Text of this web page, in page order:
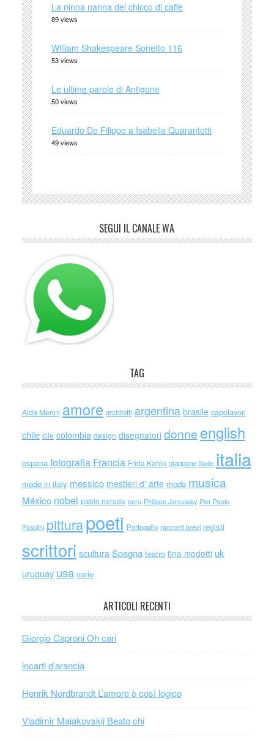
La ninna nanna del chicco di caffè
89 views
William Shakespeare Sonetto 116
53 views
Le ultime parole di Antigone
50 views
Eduardo De Filippo a Isabella Quarantotti
49 views
SEGUI IL CANALE WA
TAG
Alda Merini amore architetti argentina brasile capolavori
chile cile colombia design disegnatori donne english
espana fotografia Francia Frida Kahlo giappone iliade italia
made in italy messico mestieri d' arte moda musica
México nobel pablo neruda perù Philippe Jaroussky Pier Paolo
Pasolini pitturapoeti Portogallo racconti brevi registi
scrittori sculturaSpagna teatro tina modotti uk
uruguay usa varie
ARTICOLI RECENTI
Giorgio Caproni Oh cari
incarti d’arancia
Henrik Nordbrandt L’amore è così logico
Vladimir Majakovskij Beato chi